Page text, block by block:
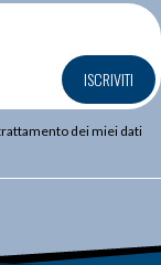
ISCRIVITI
dei miei dati